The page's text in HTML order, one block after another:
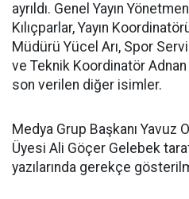
ayrıldı. Genel Yayın
Kılıçparlar, Yayın
Müdürü Yücel Arı, Spor
ve Teknik Koordinatör
son verilen diğer isimler.
Medya Grup Başkanı Yavuz
Üyesi Ali Göçer Gelebek
yazılarında gerekçe